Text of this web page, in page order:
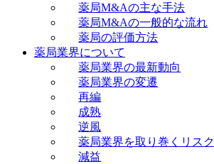
薬局M&Aの主な手法
薬局M&Aの一般的な流れ
薬局の評価方法
薬局業界について
薬局業界の最新動向
薬局業界の変遷
再編
成熟
逆風
薬局業界を取り巻くリスク
減益